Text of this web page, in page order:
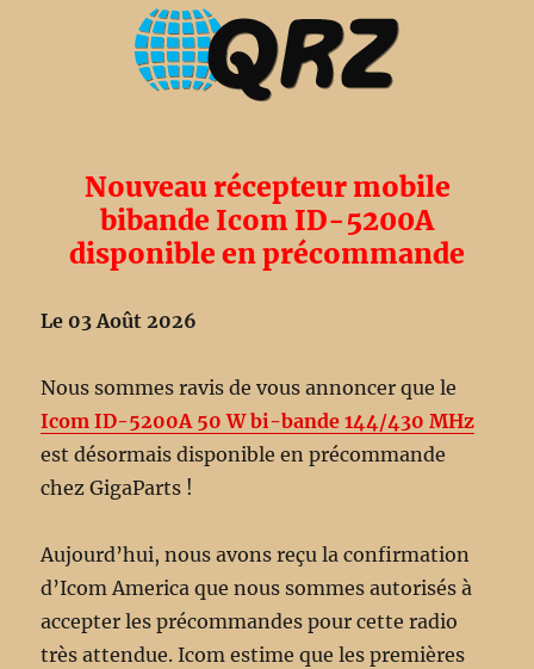
Nouveau récepteur mobile
bibande Icom ID-5200A
disponible en précommande
Le 03 Août 2026
Nous sommes ravis de vous annoncer que le
Icom ID-5200A 50 W bi-bande 144/430 MHz
est désormais disponible en précommande
chez GigaParts !
Aujourd’hui, nous avons reçu la confirmation
d’Icom America que nous sommes autorisés à
accepter les précommandes pour cette radio
très attendue. Icom estime que les premières